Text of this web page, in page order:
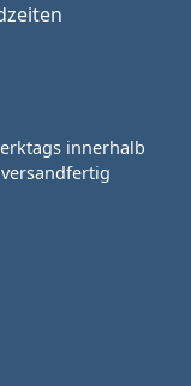
innerhalb